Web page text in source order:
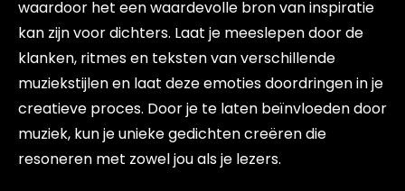
waardoor het een waardevolle bron van inspiratie
kan zijn voor dichters. Laat je meeslepen door de
klanken, ritmes en teksten van verschillende
muziekstijlen en laat deze emoties doordringen in je
creatieve proces. Door je te laten beïnvloeden door
muziek, kun je unieke gedichten creëren die
resoneren met zowel jou als je lezers.